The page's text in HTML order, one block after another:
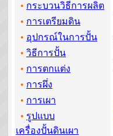
• กระบวนวิธีการผลิต
• การเตรียมดิน
• อุปกรณ์ในการปั้น
• วิธีการปั้น
• การตกแต่ง
• การผึ่ง
• การเผา
• รูปแบบ
เครื่องปั้นดินเผา